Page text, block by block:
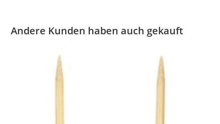
Andere Kunden haben auch gekauft